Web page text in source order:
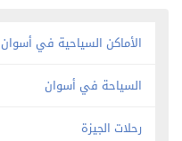
الأماكن السياحية في أسوان
السياحة في أسوان
رحلات الجيزة